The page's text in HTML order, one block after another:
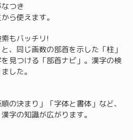
つき
ら使えます。
もバッチリ!
、同じ画数の部首を示した「柱」
見つける「部首ナビ」。漢字の検
した。
の決まり」「字体と書体」など、
字の知識が広がります。